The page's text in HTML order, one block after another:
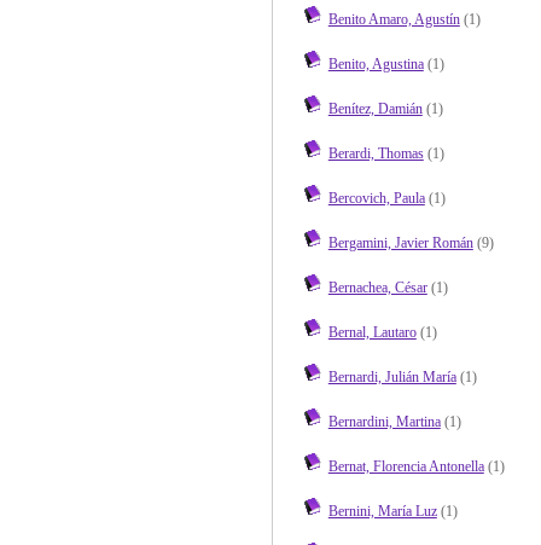
Benito Amaro, Agustín(1)
Benito, Agustina(1)
Benítez, Damián(1)
Berardi, Thomas(1)
Bercovich, Paula(1)
Bergamini, Javier Román(9)
Bernachea, César(1)
Bernal, Lautaro(1)
Bernardi, Julián María(1)
Bernardini, Martina(1)
Bernat, Florencia Antonella(1)
Bernini, María Luz(1)